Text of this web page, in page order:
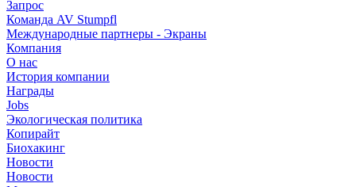
Запрос
Команда AV Stumpfl
Международные партнеры - Экраны
Компания
О нас
История компании
Награды
Jobs
Экологическая политика
Копирайт
Биохакинг
Новости
Новости